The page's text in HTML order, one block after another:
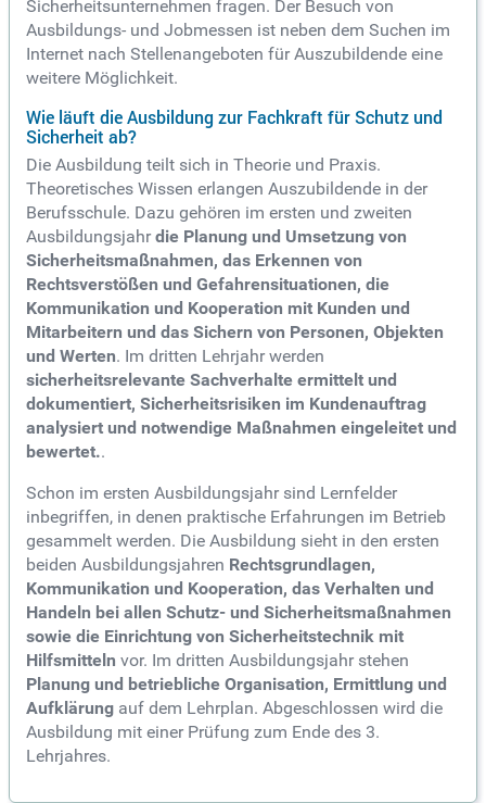
Sicherheitsunternehmen fragen. Der Besuch von
Ausbildungs- und Jobmessen ist neben dem Suchen im
Internet nach Stellenangeboten für Auszubildende eine
weitere Möglichkeit.
Wie läuft die Ausbildung zur Fachkraft für Schutz und
Sicherheit ab?
Die Ausbildung teilt sich in Theorie und Praxis.
Theoretisches Wissen erlangen Auszubildende in der
Berufsschule. Dazu gehören im ersten und zweiten
Ausbildungsjahrdie Planung und Umsetzung von
Sicherheitsmaßnahmen, das Erkennen von
Rechtsverstößen und Gefahrensituationen, die
Kommunikation und Kooperation mit Kunden und
Mitarbeitern und das Sichern von Personen, Objekten
und Werten. Im dritten Lehrjahr werden
sicherheitsrelevante Sachverhalte ermittelt und
dokumentiert, Sicherheitsrisiken im Kundenauftrag
analysiert und notwendige Maßnahmen eingeleitet und
bewertet..
Schon im ersten Ausbildungsjahr sind Lernfelder
inbegriffen, in denen praktische Erfahrungen im Betrieb
gesammelt werden. Die Ausbildung sieht in den ersten
beiden Ausbildungsjahren Rechtsgrundlagen,
Kommunikation und Kooperation, das Verhalten und
Handeln bei allen Schutz- und Sicherheitsmaßnahmen
sowie die Einrichtung von Sicherheitstechnik mit
Hilfsmitteln vor. Im dritten Ausbildungsjahr stehen
Planung und betriebliche Organisation, Ermittlung und
Aufklärung auf dem Lehrplan. Abgeschlossen wird die
Ausbildung mit einer Prüfung zum Ende des 3.
Lehrjahres.